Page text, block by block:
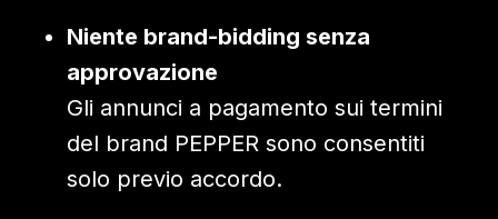
Niente brand-bidding senza
approvazione
Gli annunci a pagamento sui termini
del brand PEPPER sono consentiti
solo previo accordo.